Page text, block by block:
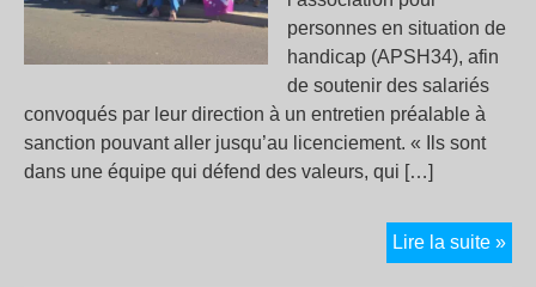
personnes en situation de
handicap (APSH34), afin
de soutenir des salariés
convoqués par leur direction à un entretien préalable à
sanction pouvant aller jusqu’au licenciement. « Ils sont
dans une équipe qui défend des valeurs, qui […]
Lire la suite »